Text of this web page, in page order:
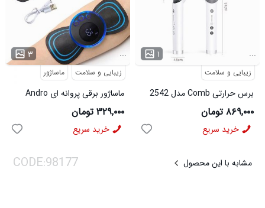
۳ ...
زیبایی و سلامت ماساژور
ماساژور برقی پروانه ای Andro
مدل 2551
۳۲۹,۰۰۰ تومان
خرید سریع
۱ ...
زیبایی و سلامت
برس حرارتی Comb مدل 2542
۸۶۹,۰۰۰ تومان
خرید سریع
مشابه با این محصول